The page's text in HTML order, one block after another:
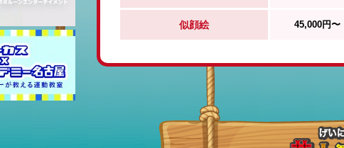
似顔絵 45,000円〜